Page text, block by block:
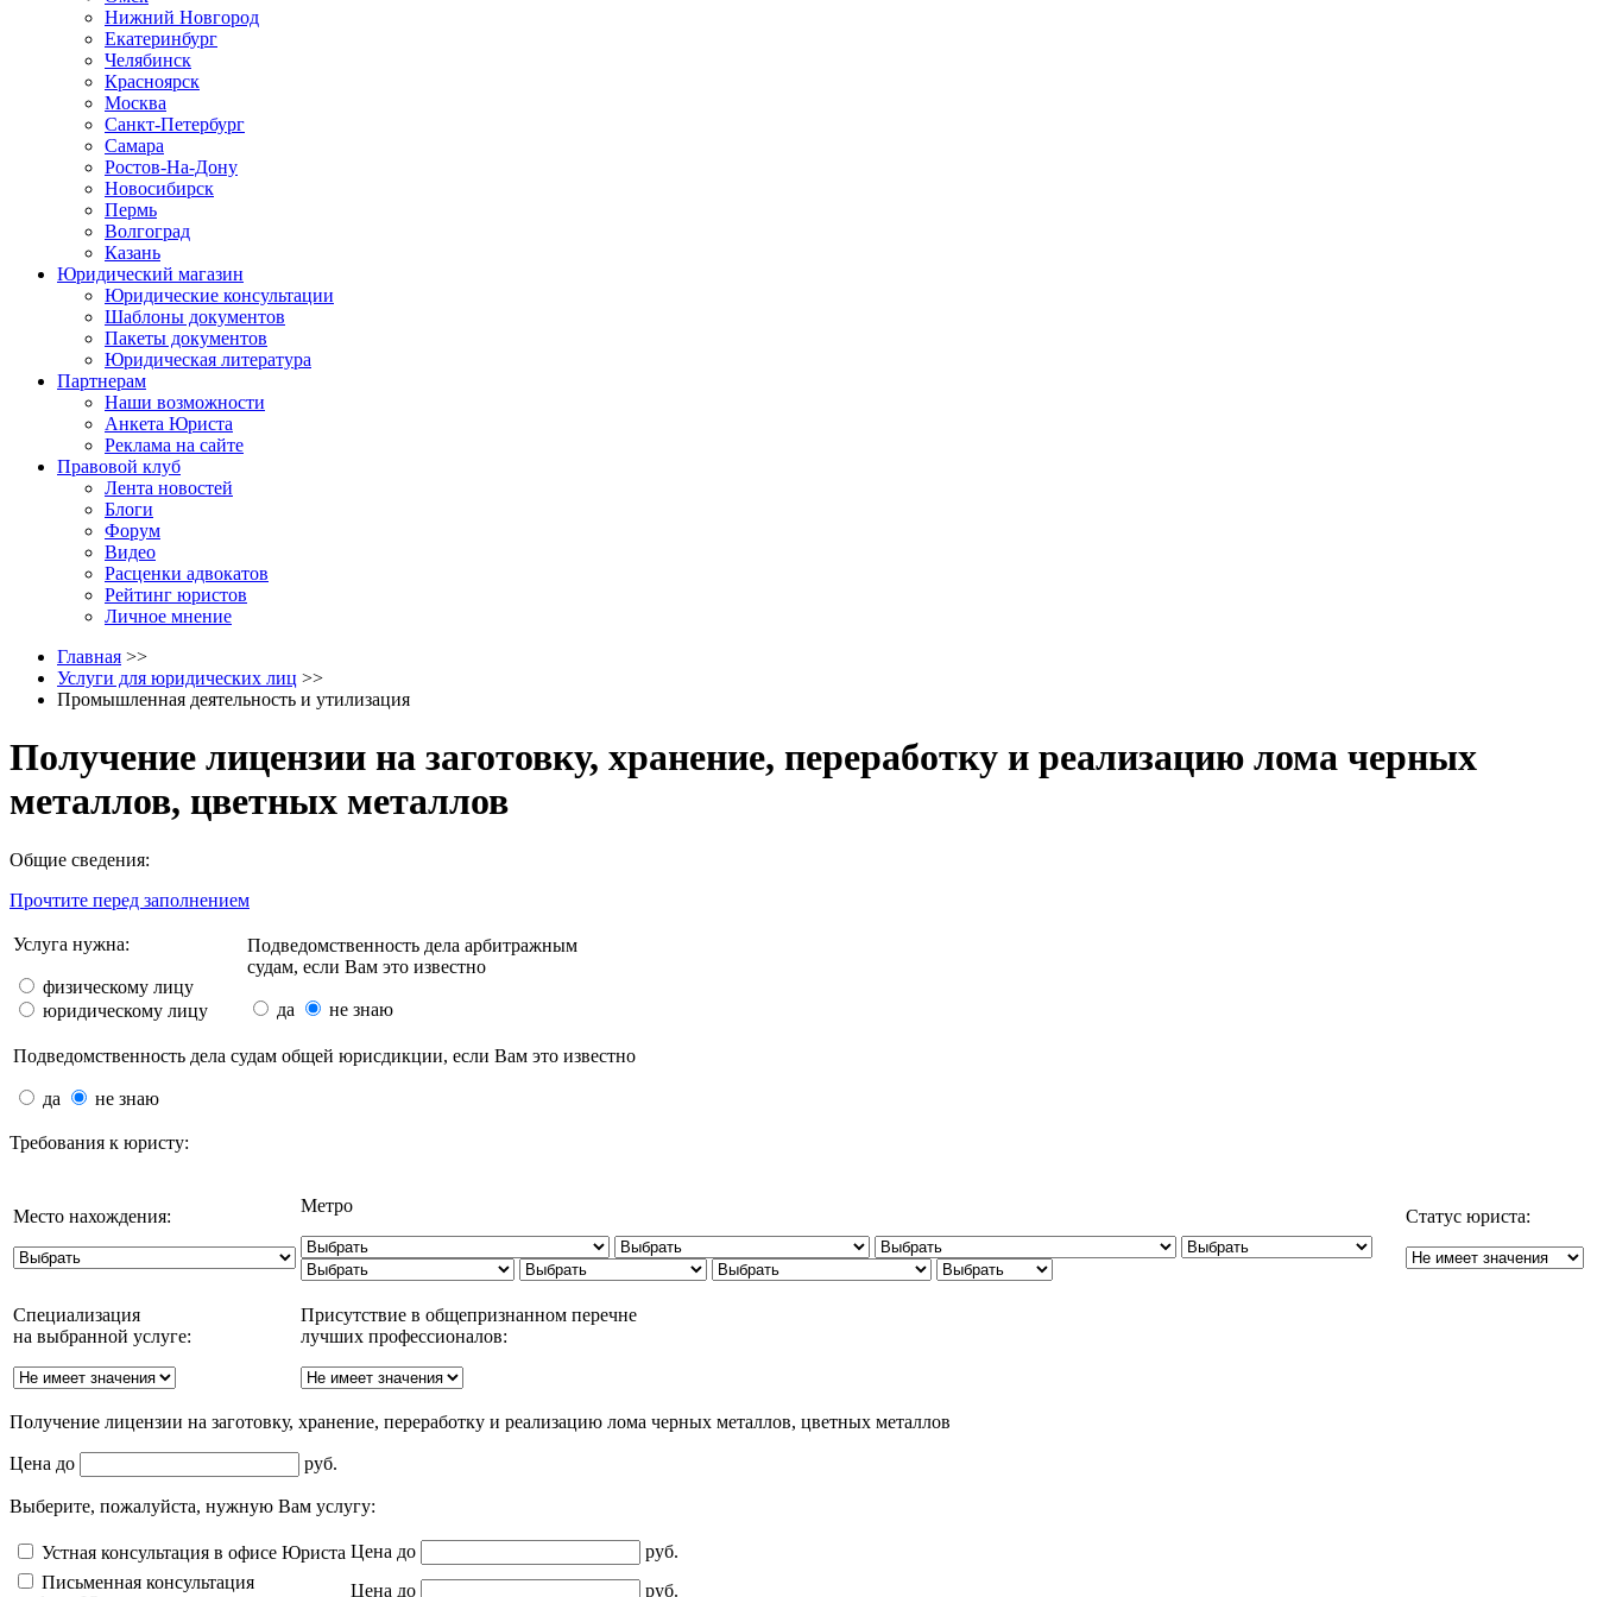
Нижний Новгород
Екатеринбург
Челябинск
Красноярск
Москва
Санкт-Петербург
Самара
Ростов-На-Дону
Новосибирск
Пермь
Волгоград
Казань
Юридический магазин
Юридические консультации
Шаблоны документов
Пакеты документов
Юридическая литература
Партнерам
Наши возможности
Анкета Юриста
Реклама на сайте
Правовой клуб
Лента новостей
Блоги
Форум
Видео
Расценки адвокатов
Рейтинг юристов
Личное мнение
Главная >>
Услуги для юридических лиц >>
Промышленная деятельность и утилизация
Получение лицензии на заготовку, хранение, переработку и реализацию лома черных
металлов, цветных металлов
Общие сведения:
Прочтите перед заполнением
Услуга нужна:
физическому лицу
юридическому лицу
Подведомственность дела арбитражным
судам, если Вам это известно
да не знаю
Подведомственность дела судам общей юрисдикции, если Вам это известно
да не знаю
Требования к юристу:
Место нахождения:
Метро
Статус юриста:
Специализация
на выбранной услуге:
Присутствие в общепризнанном перечне
лучших профессионалов:
Получение лицензии на заготовку, хранение, переработку и реализацию лома черных металлов, цветных металлов
Цена до руб.
Выберите, пожалуйста, нужную Вам услугу:
Устная консультация в офисе Юриста Цена до
руб.
Письменная консультация
Цена до руб.